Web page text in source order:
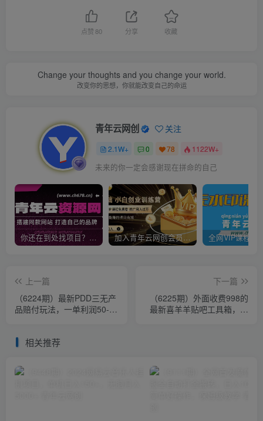
点赞80 分享 收藏
Change your thoughts and you change your world.
改变你的思想，你就能改变自己的命运
青年云网创 关注
2.1W+ 0 78 1122W+
未来的你一定会感谢现在拼命的自己
你还在到处找项目？还在当韭菜？我靠卖项目一个月收入5万+，曾经我也是个失败者。 加入青年云网创会员，全站资源免费学习。加入高级合伙人，推广日入1000+
上一篇
（6224期）最新PDD三无产
品赔付玩法，一单利润50-
下一篇
（6225期）外面收费998的
最新喜羊羊贴吧工具箱，号
相关推荐